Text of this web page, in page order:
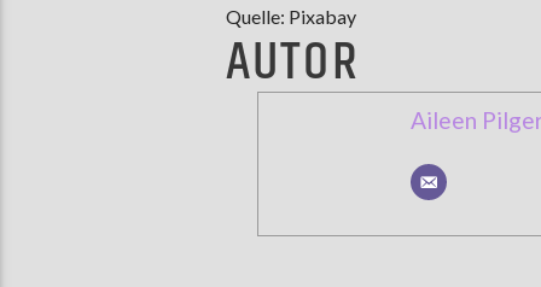
Quelle: Pixabay
AUTOR
Aileen